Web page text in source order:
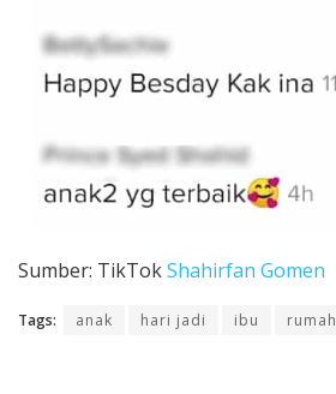
Sumber: TikTokShahirfan Gomen
Tags: anak hari jadi ibu rumah